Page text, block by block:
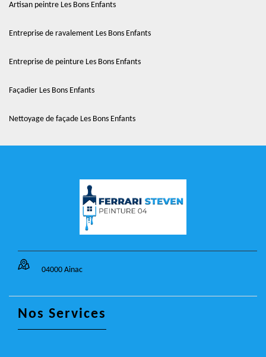
Artisan peintre Les Bons Enfants
Entreprise de ravalement Les Bons Enfants
Entreprise de peinture Les Bons Enfants
Façadier Les Bons Enfants
Nettoyage de façade Les Bons Enfants
04000 Ainac
Nos Services